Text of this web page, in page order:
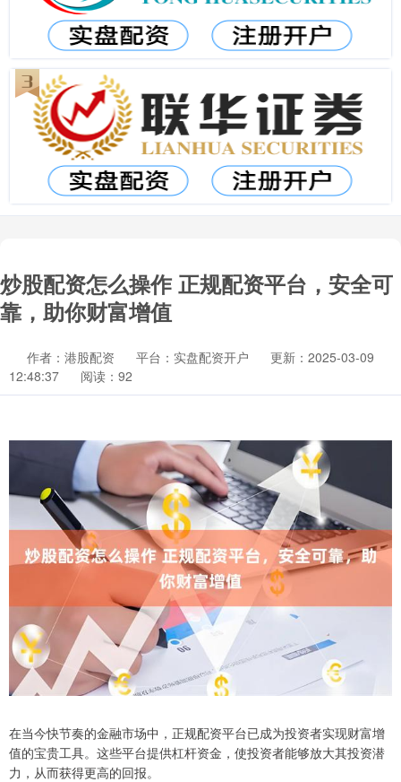
炒股配资怎么操作 正规配资平台，安全可
靠，助你财富增值
作者：港股配资 平台：实盘配资开户
更新：2025-03-09
12:48:37
阅读：92
在当今快节奏的金融市场中，正规配资平台已成为投资者实现财富增
值的宝贵工具。这些平台提供杠杆资金，使投资者能够放大其投资潜
力，从而获得更高的回报。